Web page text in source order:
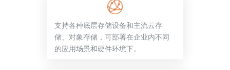
支持各种底层存储设备和主流云存
储、对象存储，可部署在企业内不同
的应用场景和硬件环境下。